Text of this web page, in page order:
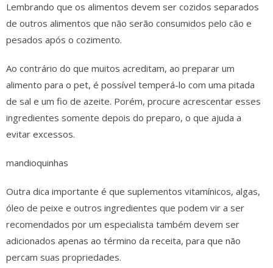
Lembrando que os alimentos devem ser cozidos separados
de outros alimentos que não serão consumidos pelo cão e
pesados após o cozimento.
Ao contrário do que muitos acreditam, ao preparar um
alimento para o pet, é possível temperá-lo com uma pitada
de sal e um fio de azeite. Porém, procure acrescentar esses
ingredientes somente depois do preparo, o que ajuda a
evitar excessos.
mandioquinhas
Outra dica importante é que suplementos vitamínicos, algas,
óleo de peixe e outros ingredientes que podem vir a ser
recomendados por um especialista também devem ser
adicionados apenas ao término da receita, para que não
percam suas propriedades.